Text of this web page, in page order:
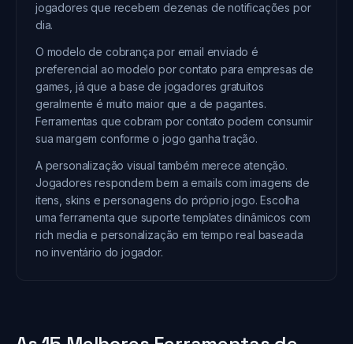
jogadores que recebem dezenas de notificações por
dia.
O modelo de cobrança por email enviado é
preferencial ao modelo por contato para empresas de
games, já que a base de jogadores gratuitos
geralmente é muito maior que a de pagantes.
Ferramentas que cobram por contato podem consumir
sua margem conforme o jogo ganha tração.
A personalização visual também merece atenção.
Jogadores respondem bem a emails com imagens de
itens, skins e personagens do próprio jogo. Escolha
uma ferramenta que suporte templates dinâmicos com
rich media e personalização em tempo real baseada
no inventário do jogador.